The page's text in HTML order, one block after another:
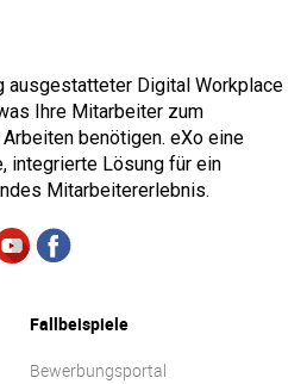
ausgestatteter Digital Workplace
Ihre Mitarbeiter zum
benötigen. eXo eine
integrierte Lösung für ein
Mitarbeitererlebnis.
Fallbeispiele
Bewerbungsportal